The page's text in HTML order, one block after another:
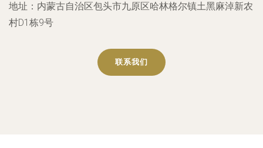
地址：内蒙古自治区包头市九原区哈林格尔镇土黑麻淖新农
村D1栋9号
联系我们